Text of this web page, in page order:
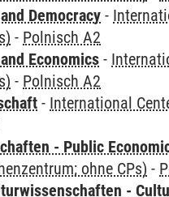
Democracy -
- Polnisch A2
Economics -
- Polnisch A2
- International
- Public
ohne CPs) -
-